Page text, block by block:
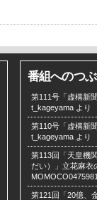
番組へのつ
第111号「虚構新
t_kageyama より
第110号「虚構新
t_kageyama より
第113回「天皇機
だい）」立花麻衣
第121回「20億、